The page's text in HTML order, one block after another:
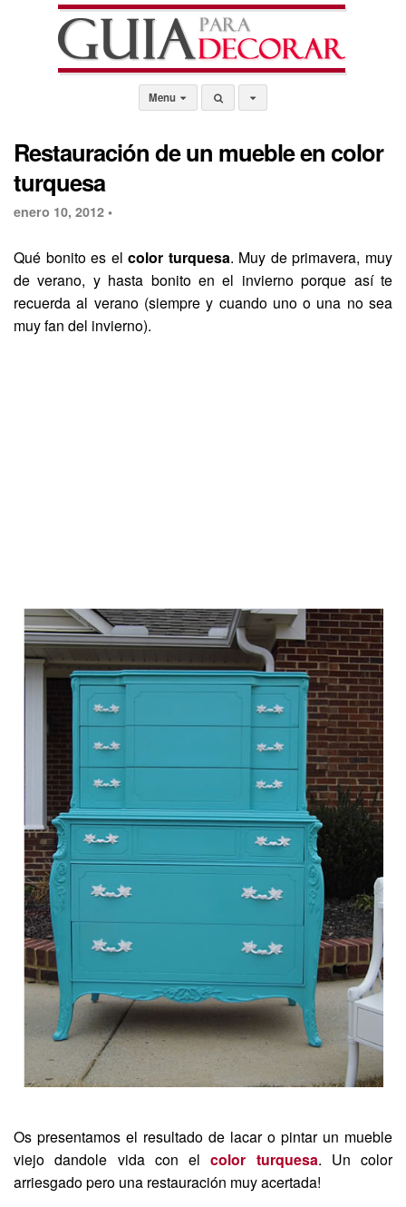
Menu
Restauración de un mueble en color
turquesa
enero 10, 2012 •
Qué bonito es elcolor turquesa. Muy de primavera, muy
de verano, y hasta bonito en el invierno porque así te
recuerda al verano (siempre y cuando uno o una no sea
muy fan del invierno).
Os presentamos el resultado de lacar o pintar un mueble
viejo dandole vida con elcolor turquesa. Un color
arriesgado pero una restauración muy acertada!